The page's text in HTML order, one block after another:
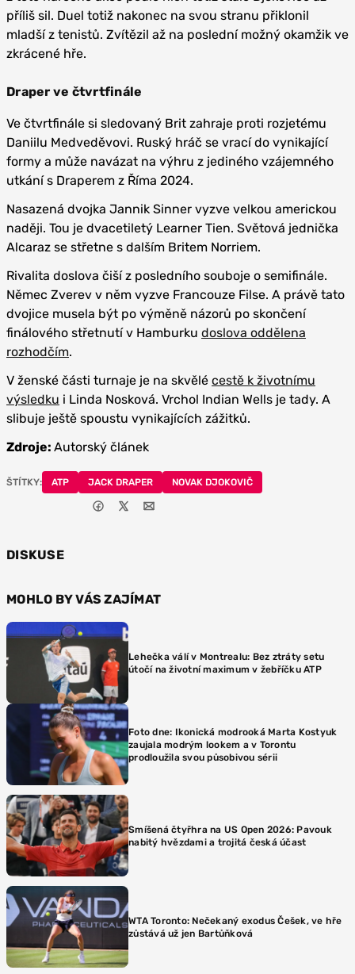
příliš sil. Duel totiž nakonec na svou stranu přiklonil
mladší z tenistů. Zvítězil až na poslední možný okamžik ve
zkrácené hře.
Draper ve čtvrtfinále
Ve čtvrtfinále si sledovaný Brit zahraje proti rozjetému
Daniilu Medveděvovi. Ruský hráč se vrací do vynikající
formy a může navázat na výhru z jediného vzájemného
utkání s Draperem z Říma 2024.
Nasazená dvojka Jannik Sinner vyzve velkou americkou
naději. Tou je dvacetiletý Learner Tien. Světová jednička
Alcaraz se střetne s dalším Britem Norriem.
Rivalita doslova čiší z posledního souboje o semifinále.
Němec Zverev v něm vyzve Francouze Filse. A právě tato
dvojice musela být po výměně názorů po skončení
finálového střetnutí v Hamburku doslova oddělena
rozhodčím.
V ženské části turnaje je na skvělé cestě k životnímu
výsledku i Linda Nosková. Vrchol Indian Wells je tady. A
slibuje ještě spoustu vynikajících zážitků.
Zdroje: Autorský článek
ŠTÍTKY: ATP JACK DRAPER NOVAK DJOKOVIČ
DISKUSE
MOHLO BY VÁS ZAJÍMAT
Lehečka válí v Montrealu: Bez ztráty setu
útočí na životní maximum v žebříčku ATP
Foto dne: Ikonická modrooká Marta Kostyuk
zaujala modrým lookem a v Torontu
prodloužila svou působivou sérii
Smíšená čtyřhra na US Open 2026: Pavouk
nabitý hvězdami a trojitá česká účast
WTA Toronto: Nečekaný exodus Češek, ve hře
zůstává už jen Bartůňková